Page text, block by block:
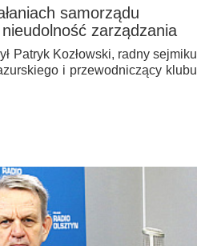
samorządu
zarządzania
Patryk Kozłowski, radny sejmiku
i przewodniczący klubu